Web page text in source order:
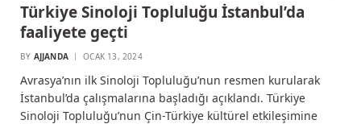
Türkiye Sinoloji Topluluğu İstanbul’da
faaliyete geçti
BY AJJANDA OCAK 13, 2024
Avrasya’nın ilk Sinoloji Topluluğu’nun resmen kurularak
İstanbul’da çalışmalarına başladığı açıklandı. Türkiye
Sinoloji Topluluğu’nun Çin-Türkiye kültürel etkileşimine